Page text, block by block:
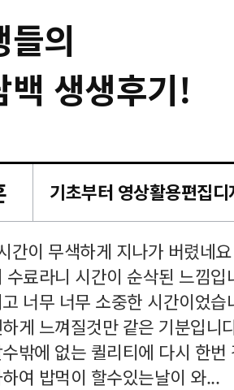
들의
백 생생후기!
간이 무색하게 지나가 버렸네
수료라니 시간이 순삭된 느낌
너무 너무 소중한 시간이었
게 느껴질것만 같은 기분입니
밖에 없는 퀼리티에 다시 한
여 밥먹이 할수있는날이 와...